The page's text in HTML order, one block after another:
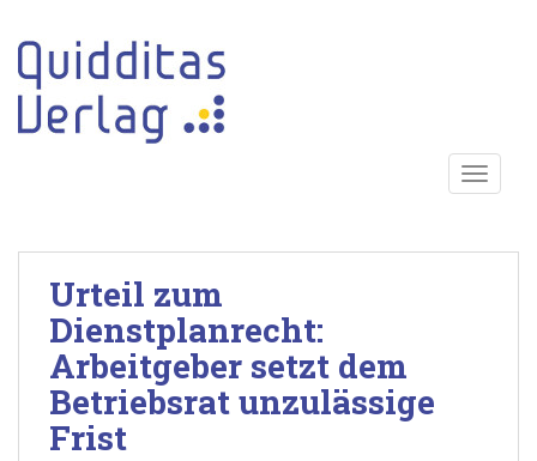
Urteil zum
Dienstplanrecht:
Arbeitgeber setzt dem
Betriebsrat unzulässige
Frist